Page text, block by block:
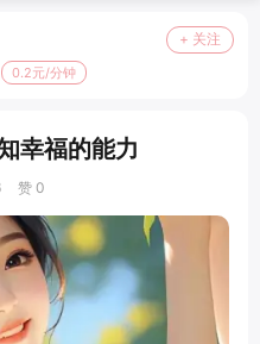
+ 关注
0.2元/分钟
幸福的能力
赞 0